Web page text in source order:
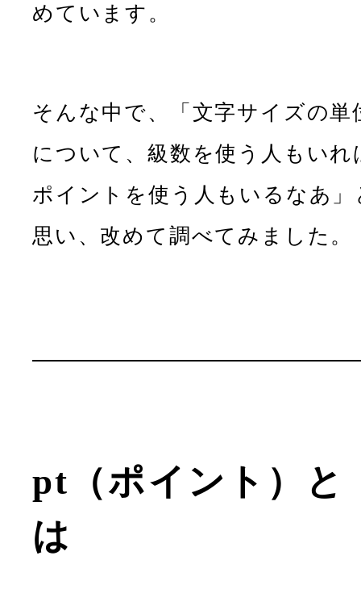
めています。
そんな中で、「文字サイズの単
について、級数を使う人もいれ
ポイントを使う人もいるなあ」
思い、改めて調べてみました。
pt（ポイント）と
は